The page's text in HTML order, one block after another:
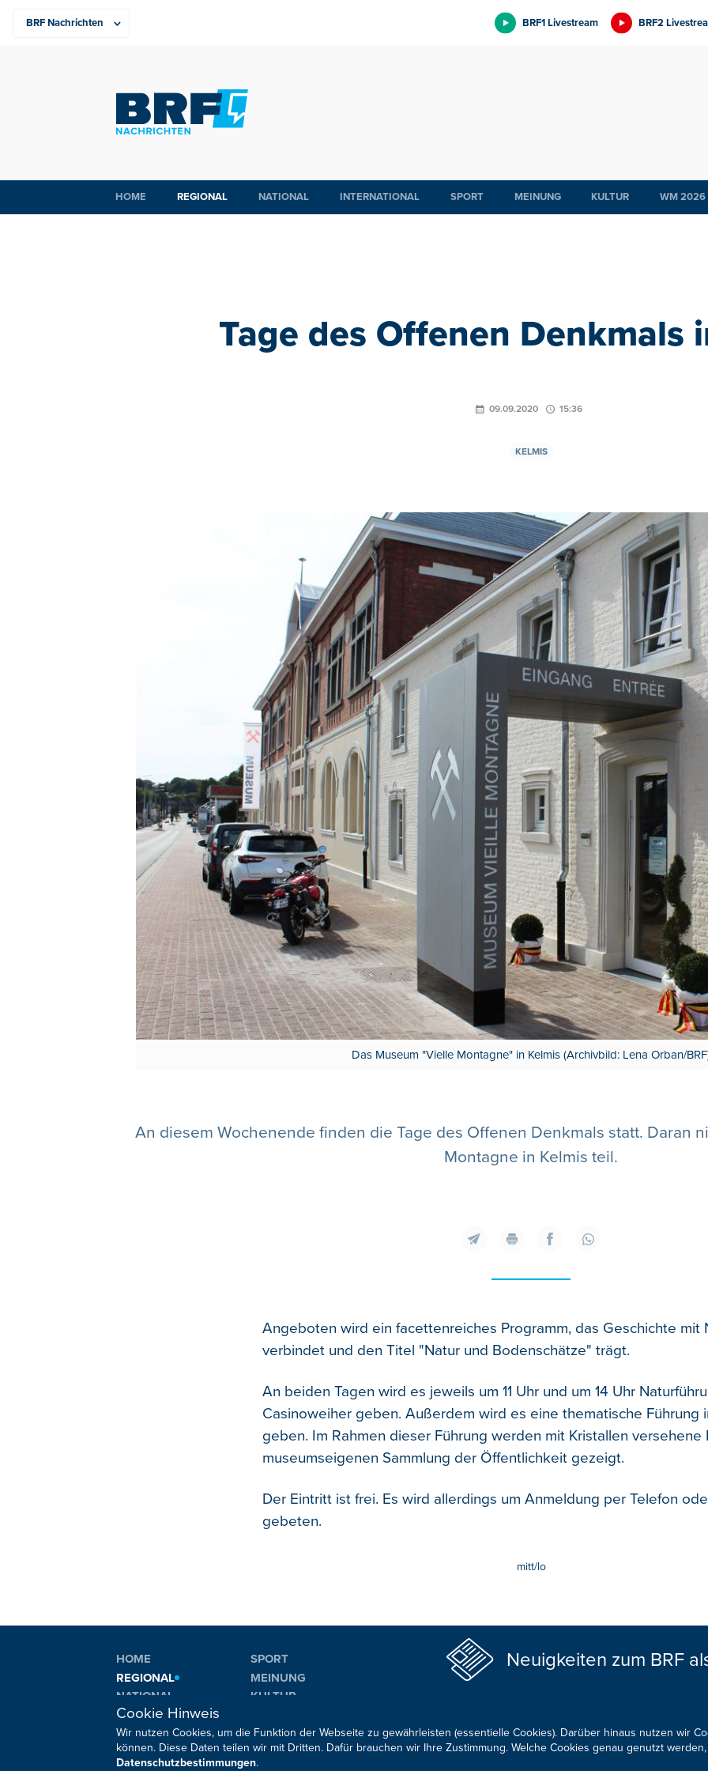
BRF1 Livestream BRF2
HOME REGIONAL NATIONAL INTERNATIONAL SPORT MEINUNG KULTUR WM 2026
Tage des Offenen Denkmals
09.09.2020 15:36
KELMIS
Das Museum "Vielle Montagne" in Kelmis (Archivbild: Lena Orban/
An diesem Wochenende finden die Tage des Offenen Denkmals statt. Daran
Montagne in Kelmis teil.
Angeboten wird ein facettenreiches Programm, das Geschichte mit
verbindet und den Titel "Natur und Bodenschätze" trägt.
An beiden Tagen wird es jeweils um 11 Uhr und um 14 Uhr
Casinoweiher geben. Außerdem wird es eine thematische Führung
geben. Im Rahmen dieser Führung werden mit Kristallen versehene
museumseigenen Sammlung der Öffentlichkeit gezeigt.
Der Eintritt ist frei. Es wird allerdings um Anmeldung per Telefon
gebeten.
mitt/lo
HOME
REGIONAL
NATIONAL
INTERNATIONAL
SPORT
MEINUNG
KULTUR
Neuigkeiten zum BRF
Cookie Hinweis
Wir nutzen Cookies, um die Funktion der Webseite zu gewährleisten (essentielle Cookies). Darüber hinaus nutzen wir
können. Diese Daten teilen wir mit Dritten. Dafür brauchen wir Ihre Zustimmung. Welche Cookies genau genutzt
Datenschutzbestimmungen.